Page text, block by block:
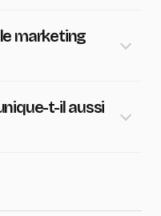
marketing
t-il aussi